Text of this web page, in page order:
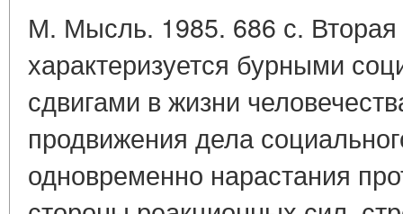
М. Мысль. 1985. 686 с. Вторая
характеризуется бурными
сдвигами в жизни
продвижения дела
одновременно нарастания